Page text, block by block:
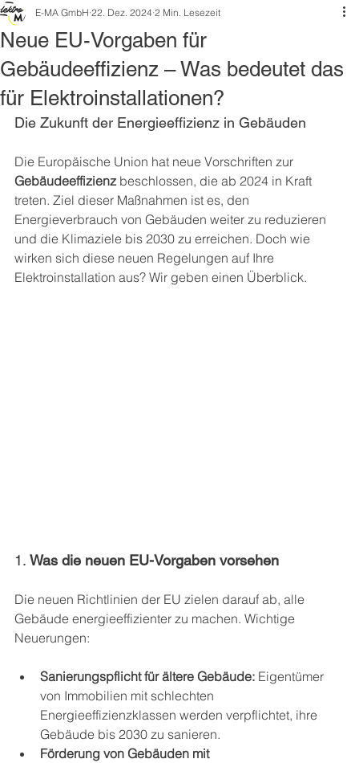
Neue EU-Vorgaben für
Gebäudeeffizienz – Was bedeutet das
für Elektroinstallationen?
E-MA GmbH 22. Dez. 2024 2 Min. Lesezeit
Die Zukunft der Energieeffizienz in Gebäuden
Die Europäische Union hat neue Vorschriften zur
Gebäudeeffizienz beschlossen, die ab 2024 in Kraft
treten. Ziel dieser Maßnahmen ist es, den
Energieverbrauch von Gebäuden weiter zu reduzieren
und die Klimaziele bis 2030 zu erreichen. Doch wie
wirken sich diese neuen Regelungen auf Ihre
Elektroinstallation aus? Wir geben einen Überblick.
1. Was die neuen EU-Vorgaben vorsehen
Die neuen Richtlinien der EU zielen darauf ab, alle
Gebäude energieeffizienter zu machen. Wichtige
Neuerungen:
Sanierungspflicht für ältere Gebäude: Eigentümer
von Immobilien mit schlechten
Energieeffizienzklassen werden verpflichtet, ihre
Gebäude bis 2030 zu sanieren.
Förderung von Gebäuden mit